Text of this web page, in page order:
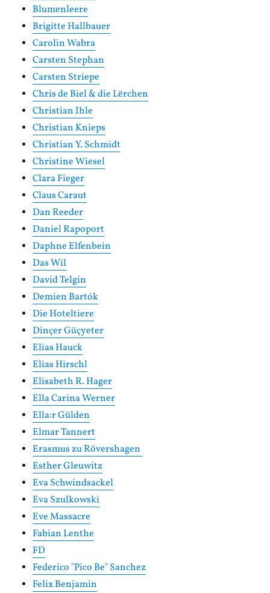
Blumenleere
Brigitte Hallbauer
Carolin Wabra
Carsten Stephan
Carsten Striepe
Chris de Biel & die Lërchen
Christian Ihle
Christian Knieps
Christian Y. Schmidt
Christine Wiesel
Clara Fieger
Claus Caraut
Dan Reeder
Daniel Rapoport
Daphne Elfenbein
Das Wil
David Telgin
Demien Bartók
Die Hoteltiere
Dinçer Güçyeter
Elias Hauck
Elias Hirschl
Elisabeth R. Hager
Ella Carina Werner
Ella:r Gülden
Elmar Tannert
Erasmus zu Rövershagen
Esther Gleuwitz
Eva Schwindsackel
Eva Szulkowski
Eve Massacre
Fabian Lenthe
FD
Federico "Pico Be" Sanchez
Felix Benjamin